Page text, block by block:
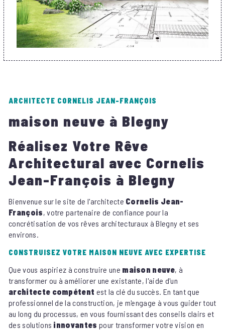
ARCHITECTE CORNELIS JEAN-FRANÇOIS
maison neuve à Blegny
Réalisez Votre Rêve
Architectural avec Cornelis
Jean-François à Blegny
Bienvenue sur le site de l'architecte Cornelis Jean-
François, votre partenaire de confiance pour la
concrétisation de vos rêves architecturaux à Blegny et ses
environs.
CONSTRUISEZ VOTRE MAISON NEUVE AVEC EXPERTISE
Que vous aspiriez à construire une maison neuve, à
transformer ou à améliorer une existante, l'aide d'un
architecte compétent est la clé du succès. En tant que
professionnel de la construction, je m'engage à vous guider tout
au long du processus, en vous fournissant des conseils clairs et
des solutions innovantes pour transformer votre vision en